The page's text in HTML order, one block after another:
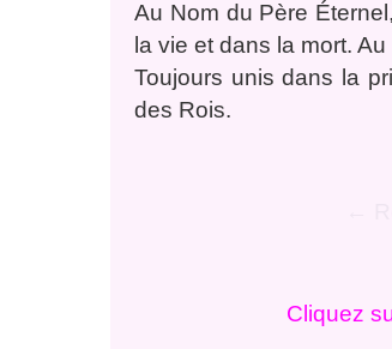
Au Nom du Père
la vie et dans la mort.
Toujours unis dans la
des Rois.
Cliquez